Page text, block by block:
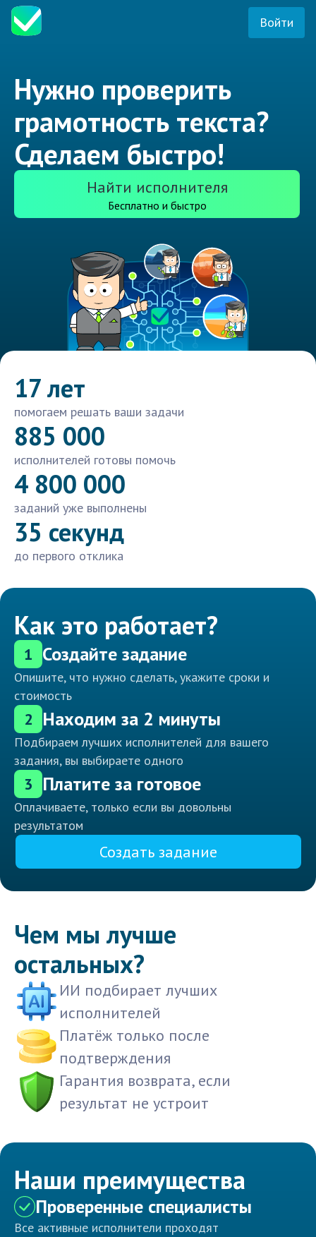
Войти
Нужно проверить
грамотность текста?
Сделаем быстро!
Найти исполнителя
Бесплатно и быстро
17 лет
помогаем решать ваши задачи
885 000
исполнителей готовы помочь
4 800 000
заданий уже выполнены
35 секунд
до первого отклика
Как это работает?
1 Создайте задание
Опишите, что нужно сделать, укажите сроки и
стоимость
2 Находим за 2 минуты
Подбираем лучших исполнителей для вашего
задания, вы выбираете одного
3 Платите за готовое
Оплачиваете, только если вы довольны
результатом
Создать задание
Чем мы лучше
остальных?
ИИ подбирает лучших
исполнителей
Платёж только после
подтверждения
Гарантия возврата, если
результат не устроит
Наши преимущества
Проверенные специалисты
Все активные исполнители проходят